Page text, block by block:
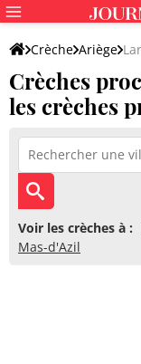
Crèche Ariège
Crèches
les crèches
Voir les crèches à :
Mas-d'Azil